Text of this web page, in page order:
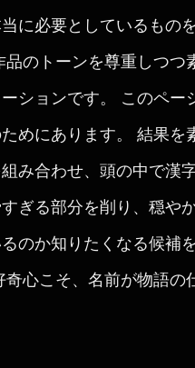
に必要としているもの
のトーンを尊重しつつ
ションです。 このペー
めにあります。 結果を
み合わせ、頭の中で漢
ぎる部分を削り、穏や
のか知りたくなる候補
奇心こそ、名前が物語の